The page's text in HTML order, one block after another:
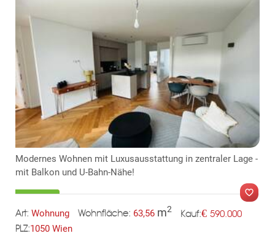
Modernes Wohnen mit Luxusausstattung in zentraler Lage -
mit Balkon und U-Bahn-Nähe!
Art: Wohnung Wohnfläche: 63,56 m2 Kauf:€ 590.000
PLZ:1050 Wien